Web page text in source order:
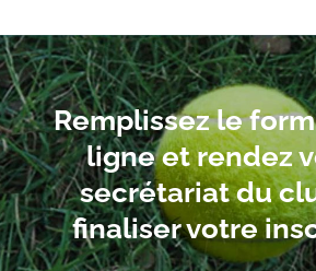
Remplissez le
ligne et rendez
secrétariat du
finaliser votre